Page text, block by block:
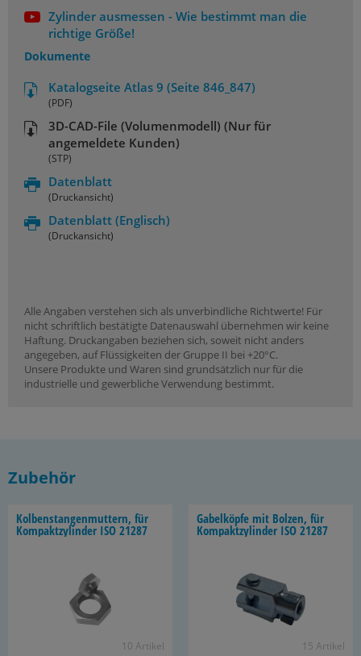
Zylinder ausmessen - Wie bestimmt man die
richtige Größe!
Dokumente
Katalogseite Atlas 9 (Seite 846_847)
(PDF)
3D-CAD-File (Volumenmodell) (Nur für
angemeldete Kunden)
(STP)
Datenblatt
(Druckansicht)
Datenblatt (Englisch)
(Druckansicht)
Alle Angaben verstehen sich als unverbindliche Richtwerte! Für
nicht schriftlich bestätigte Datenauswahl übernehmen wir keine
Haftung. Druckangaben beziehen sich, soweit nicht anders
angegeben, auf Flüssigkeiten der Gruppe II bei +20°C.
Unsere Produkte und Waren sind grundsätzlich nur für die
industrielle und gewerbliche Verwendung bestimmt.
Zubehör
Kol­ben­stan­gen­mut­tern, für
Kom­pakt­zy­lin­der ISO 21287
10 Ar­ti­kel
Ga­bel­köp­fe mit Bol­zen, für
Kom­pakt­zy­lin­der ISO 21287
15 Ar­ti­kel